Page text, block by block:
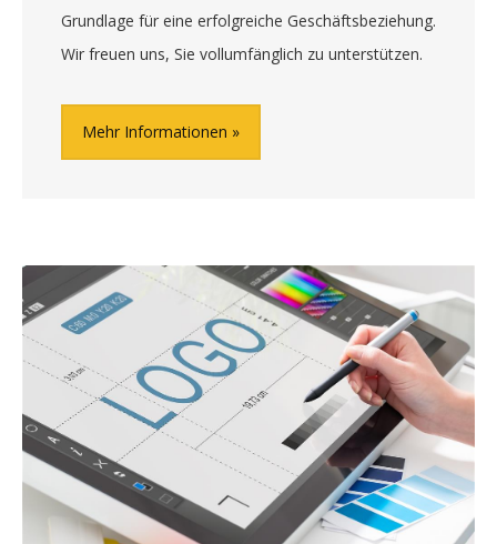
Grundlage für eine erfolgreiche Geschäftsbeziehung.
Wir freuen uns, Sie vollumfänglich zu unterstützen.
Mehr Informationen